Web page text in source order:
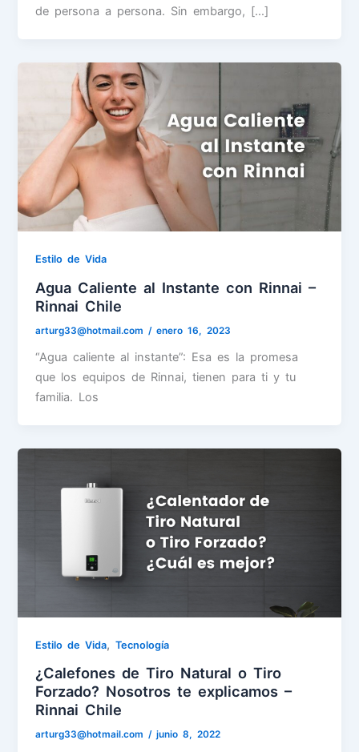
de persona a persona. Sin embargo, […]
Estilo de Vida
Agua Caliente al Instante con Rinnai –
Rinnai Chile
arturg33@hotmail.com/enero 16, 2023
“Agua caliente al instante”: Esa es la promesa
que los equipos de Rinnai, tienen para ti y tu
familia. Los
Estilo de Vida,Tecnología
¿Calefones de Tiro Natural o Tiro
Forzado? Nosotros te explicamos –
Rinnai Chile
arturg33@hotmail.com/junio 8, 2022